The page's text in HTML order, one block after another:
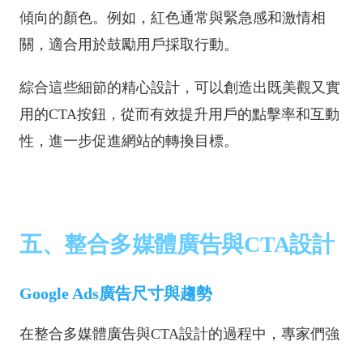
傾向的顏色。例如，紅色通常與緊急感和激情相
關，適合用於鼓勵用戶採取行動。
綜合這些細節的精心設計，可以創造出既美觀又實
用的CTA按鈕，從而有效提升用戶的點擊率和互動
性，進一步促進網站的轉換目標。
五、整合多媒體廣告與CTA設計
Google Ads廣告尺寸與趨勢
在整合多媒體廣告與CTA設計的過程中，專家們強